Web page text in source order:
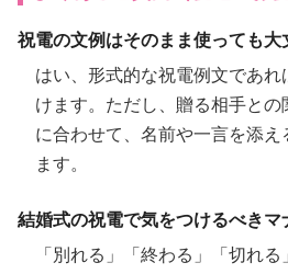
祝電の文例はそのまま使っても大
はい、形式的な祝電例文であ
けます。ただし、贈る相手と
に合わせて、名前や一言を添え
ます。
結婚式の祝電で気をつけるべきマ
「別れる」「終わる」「切れる